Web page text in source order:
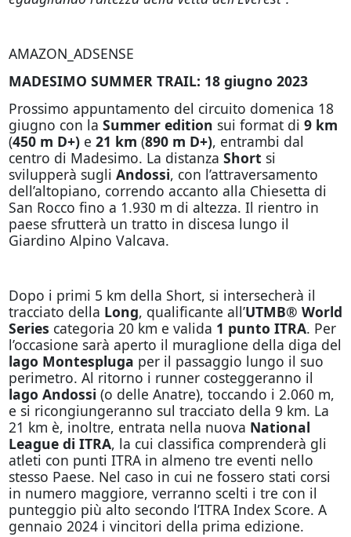
AMAZON_ADSENSE
MADESIMO SUMMER TRAIL: 18 giugno 2023
Prossimo appuntamento del circuito domenica 18
giugno con la Summer edition sui format di 9 km
(450 m D+) e 21 km (890 m D+), entrambi dal
centro di Madesimo. La distanza Short si
svilupperà sugli Andossi, con l’attraversamento
dell’altopiano, correndo accanto alla Chiesetta di
San Rocco fino a 1.930 m di altezza. Il rientro in
paese sfrutterà un tratto in discesa lungo il
Giardino Alpino Valcava.
Dopo i primi 5 km della Short, si intersecherà il
tracciato della Long, qualificante all’UTMB® World
Series categoria 20 km e valida 1 punto ITRA. Per
l’occasione sarà aperto il muraglione della diga del
lago Montespluga per il passaggio lungo il suo
perimetro. Al ritorno i runner costeggeranno il
lago Andossi (o delle Anatre), toccando i 2.060 m,
e si ricongiungeranno sul tracciato della 9 km. La
21 km è, inoltre, entrata nella nuova National
League di ITRA, la cui classifica comprenderà gli
atleti con punti ITRA in almeno tre eventi nello
stesso Paese. Nel caso in cui ne fossero stati corsi
in numero maggiore, verranno scelti i tre con il
punteggio più alto secondo l’ITRA Index Score. A
gennaio 2024 i vincitori della prima edizione.